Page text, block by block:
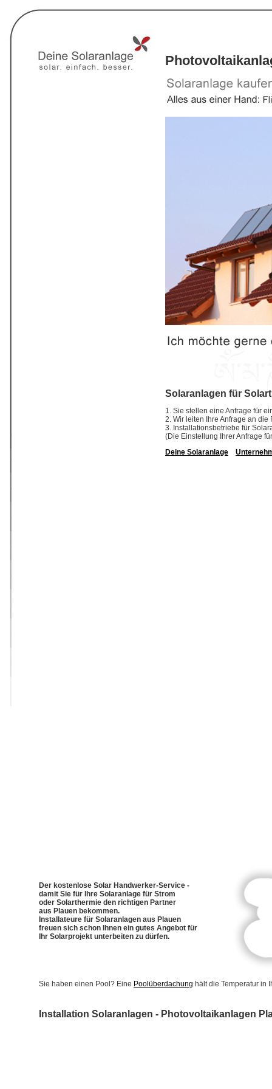
Solaranlagen für
1. Sie stellen eine Anfrage für
2. Wir leiten Ihre Anfrage an
3. Installationsbetriebe für
(Die Einstellung Ihrer Anfrage
Deine Solaranlage
Der kostenlose Solar Handwerker-Service -
damit Sie für Ihre Solaranlage für Strom
oder Solarthermie den richtigen Partner
aus Plauen bekommen.
Installateure für Solaranlagen aus Plauen
freuen sich schon Ihnen ein gutes Angebot für
Ihr Solarprojekt unterbeiten zu dürfen.
Sie haben einen Pool? Eine Poolüberdachung hält die Temperatur in
Installation Solaranlagen - Photovoltaikanlagen